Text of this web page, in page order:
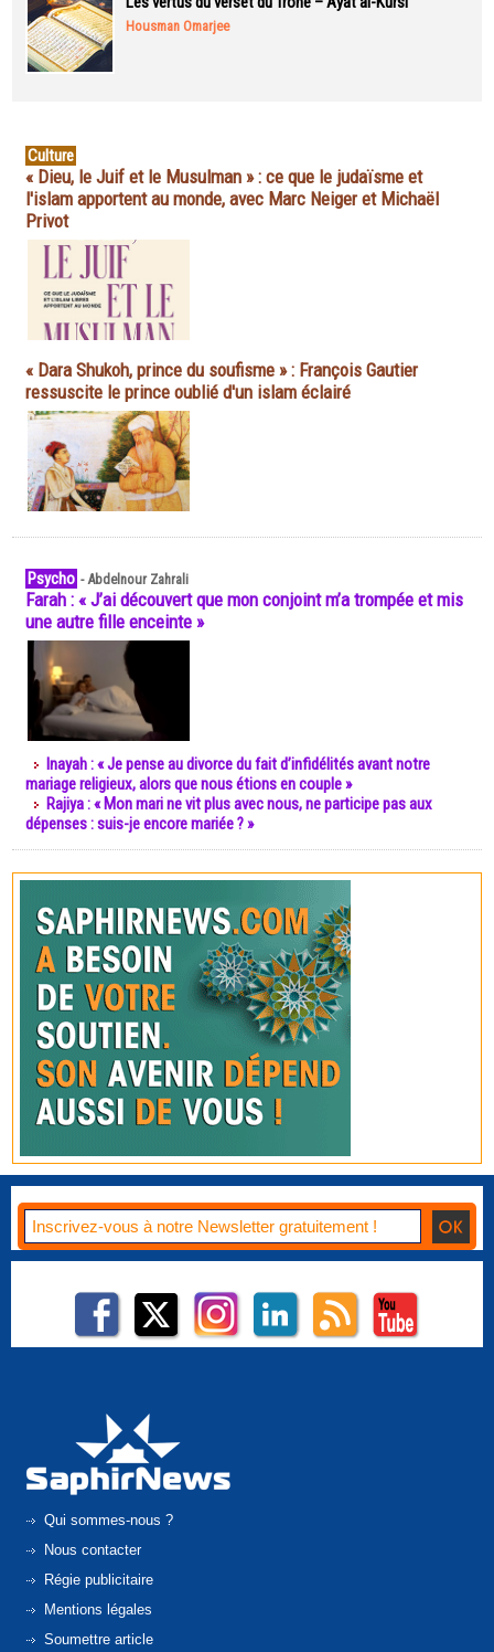
Housman Omarjee
Culture
« Dieu, le Juif et le Musulman » : ce que le judaïsme et
l'islam apportent au monde, avec Marc Neiger et Michaël
Privot
« Dara Shukoh, prince du soufisme » : François Gautier
ressuscite le prince oublié d'un islam éclairé
Psycho -Abdelnour Zahrali
Farah : « J’ai découvert que mon conjoint m’a trompée et mis
une autre fille enceinte »
Inayah : « Je pense au divorce du fait d’infidélités avant notre
mariage religieux, alors que nous étions en couple »
Rajiya : « Mon mari ne vit plus avec nous, ne participe pas aux
dépenses : suis-je encore mariée ? »
Qui sommes-nous ?
Nous contacter
Régie publicitaire
Mentions légales
Soumettre article